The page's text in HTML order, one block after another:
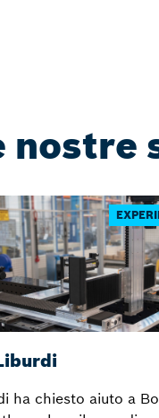
nostre
ha chiesto aiuto a